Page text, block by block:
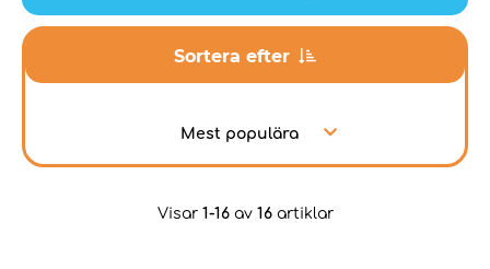
Sortera efter
Mest populära
Visar 1-16av 16artiklar